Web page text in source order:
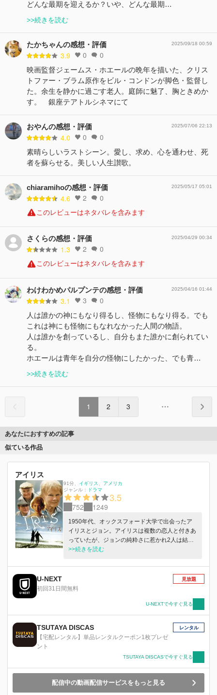
どんな最期を迎えるか？いや、どんな最期…
>>続きを読む
たかちゃんの感想・評価
3.9 0 0
2025/09/18 00:59
映画監督ジェームス・ホエールの晩年を描いた、クリス
トファー・ブラム原作をビル・コンドンが脚色・監督し
た。余生を静かに過ごす老人。庭師に魅了、胸ときめか
す。 銀座テアトルシネマにて
おやんの感想・評価
4.0 0 0
2025/07/06 22:13
素晴らしいラストシーン。愛し、求め、心を通わせ、死
者を蘇らせる。美しい人生讃歌。
chiaramihoの感想・評価
4.6 2 0
2025/05/17 05:01
このレビューはネタバレを含みます
さくらの感想・評価
1.3 2 0
2025/04/29 00:34
このレビューはネタバレを含みます
わけわかめパルプンテの感想・評価
3.1 3 0
2025/04/16 01:44
人は誰かの神にもなり得るし、怪物にもなり得る。でも
これは神にも怪物にもなれなかった人間の物語。
人は誰かを創っているし、自分もまた誰かに創られてい
る。
ホエールは青年を自分の怪物にしたかった、でも青…
>>続きを読む
1 2 3
あなたにおすすめの記事
似ている作品
アイリス
91分 イギリス
アメリカ
ジャンル：
ドラマ
3.5
752 1249
1950年代、オックスフォード大学で出会ったア
イリスとジョン。アイリスは複数の恋人と付きあ
っていたが、ジョンの純粋さに惹かれ2人は結
婚。一流の作家として穏やかな日々を送ってい
う運命が降りかかり…。
>>続きを読む
U-NEXT
初回31日間無料
見放題
U-NEXTで今すぐ見る
TSUTAYA DISCAS
【宅配レンタル】単品レンタルクーポン1枚プレゼ
ント
レンタル
TSUTAYA DISCASで今すぐ見る
配信中の動画配信サービスをもっと見る